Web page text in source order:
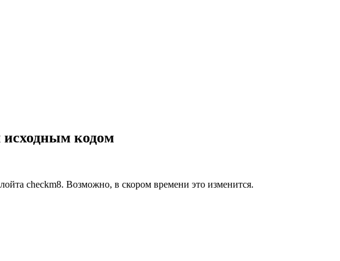
исходным кодом
checkm8. Возможно, в скором времени это изменится.